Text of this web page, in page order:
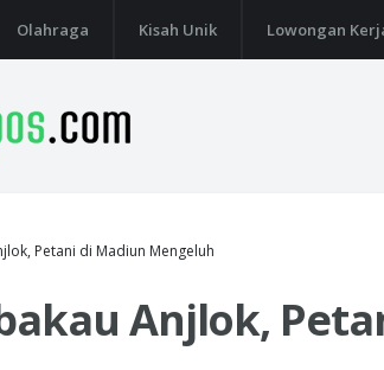
Olahraga Kisah Unik Lowongan
Petani di Madiun Mengeluh
Anjlok,